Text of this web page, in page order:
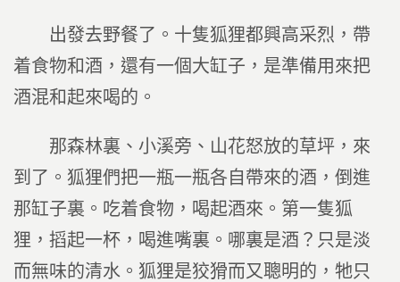
出發去野餐了。十隻狐狸都興高采烈，帶
着食物和酒，還有一個大缸子，是準備用來把
酒混和起來喝的。
那森林裏、小溪旁、山花怒放的草坪，來
到了。狐狸們把一瓶一瓶各自帶來的酒，倒進
那缸子裏。吃着食物，喝起酒來。第一隻狐
狸，搯起一杯，喝進嘴裏。哪裏是酒？只是淡
而無味的清水。狐狸是狡猾而又聰明的，牠只